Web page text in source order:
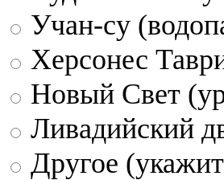
Учан-су
Херсонес
Новый Свет
Ливадийский
Другое